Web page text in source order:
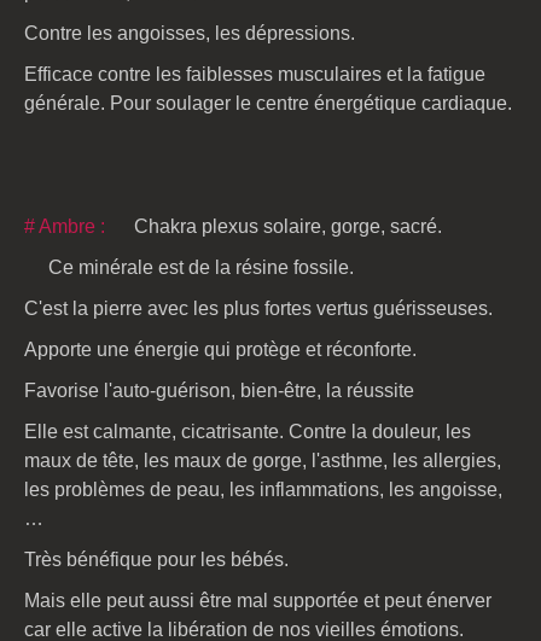
Contre les angoisses, les dépressions.
Efficace contre les faiblesses musculaires et la fatigue
générale. Pour soulager le centre énergétique cardiaque.
# Ambre :
Chakra plexus solaire, gorge, sacré.
Ce minérale est de la résine fossile.
C'est la pierre avec les plus fortes vertus guérisseuses.
Apporte une énergie qui protège et réconforte.
Favorise l'auto-guérison, bien-être, la réussite
Elle est calmante, cicatrisante. Contre la douleur, les
maux de tête, les maux de gorge, l'asthme, les allergies,
les problèmes de peau, les inflammations, les angoisse,
…
Très bénéfique pour les bébés.
Mais elle peut aussi être mal supportée et peut énerver
car elle active la libération de nos vieilles émotions.